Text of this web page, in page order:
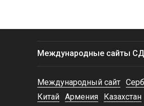
Международные сайты
Китай Армения Казахстан
Международный сайт